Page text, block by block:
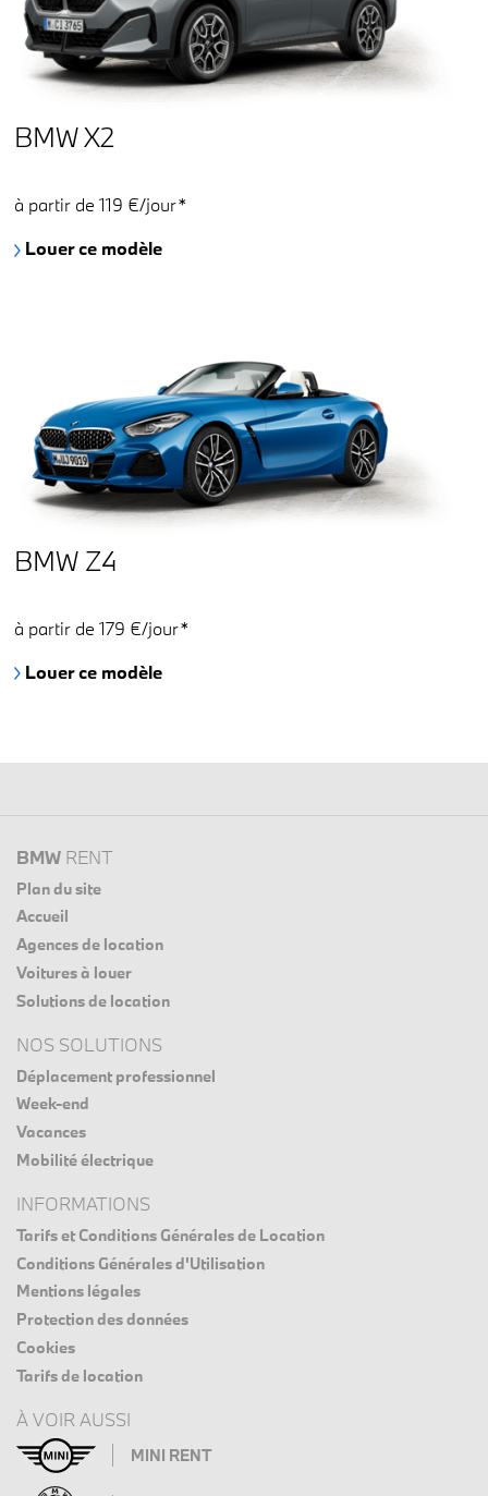
BMW X2
à partir de 119 €/jour*
Louer ce modèle
BMW Z4
à partir de 179 €/jour*
Louer ce modèle
BMW RENT
Plan du site
Accueil
Agences de location
Voitures à louer
Solutions de location
NOS SOLUTIONS
Déplacement professionnel
Week-end
Vacances
Mobilité électrique
INFORMATIONS
Tarifs et Conditions Générales de Location
Conditions Générales d'Utilisation
Mentions légales
Protection des données
Cookies
Tarifs de location
À VOIR AUSSI
MINI RENT